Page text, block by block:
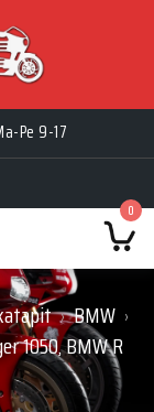
Pe 9-17
0
› BMW ›
1050, BMW R